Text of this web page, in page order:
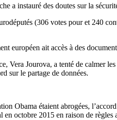
a instauré des doutes sur la
(306 votes pour et 240
européen ait accès à des
Vera Jourova, a tenté de calmer
sur le partage de données.
Obama étaient abrogées,
octobre 2015 en raison de règles